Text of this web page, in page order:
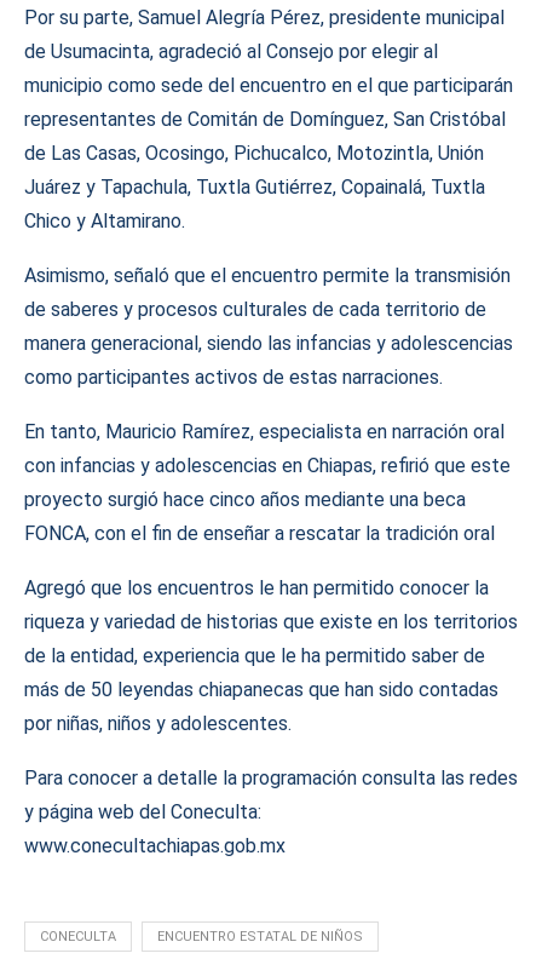
Por su parte, Samuel Alegría Pérez, presidente municipal
de Usumacinta, agradeció al Consejo por elegir al
municipio como sede del encuentro en el que participarán
representantes de Comitán de Domínguez, San Cristóbal
de Las Casas, Ocosingo, Pichucalco, Motozintla, Unión
Juárez y Tapachula, Tuxtla Gutiérrez, Copainalá, Tuxtla
Chico y Altamirano.
Asimismo, señaló que el encuentro permite la transmisión
de saberes y procesos culturales de cada territorio de
manera generacional, siendo las infancias y adolescencias
como participantes activos de estas narraciones.
En tanto, Mauricio Ramírez, especialista en narración oral
con infancias y adolescencias en Chiapas, refirió que este
proyecto surgió hace cinco años mediante una beca
FONCA, con el fin de enseñar a rescatar la tradición oral
Agregó que los encuentros le han permitido conocer la
riqueza y variedad de historias que existe en los territorios
de la entidad, experiencia que le ha permitido saber de
más de 50 leyendas chiapanecas que han sido contadas
por niñas, niños y adolescentes.
Para conocer a detalle la programación consulta las redes
y página web del Coneculta:
www.conecultachiapas.gob.mx
CONECULTA ENCUENTRO ESTATAL DE NIÑOS